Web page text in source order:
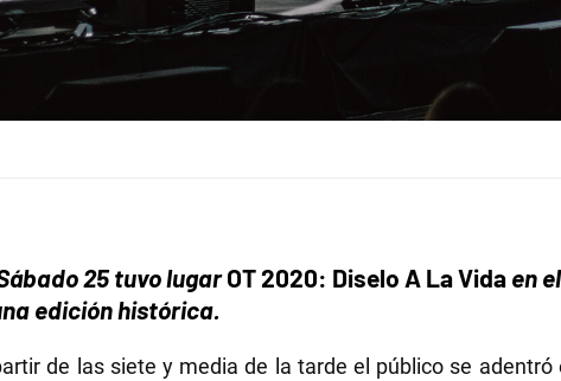
25 tuvo lugarOT 2020: Diselo A La Vida en
edición histórica.
de las siete y media de la tarde el público se